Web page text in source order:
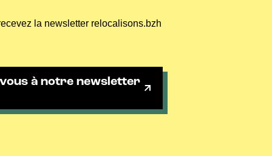
la newsletter relocalisons.bzh
à notre newsletter